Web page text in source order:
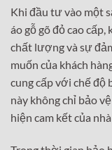
Khi đầu tư vào một
áo gỗ gõ đỏ cao
chất lượng và sự
muốn của khách
cung cấp với chế độ
này không chỉ bảo
hiện cam kết của